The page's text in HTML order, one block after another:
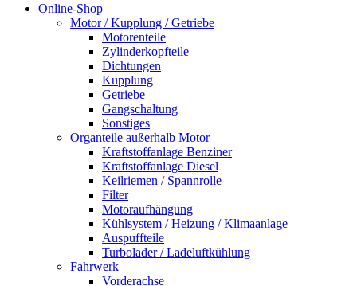
Online-Shop
Motor / Kupplung / Getriebe
Motorenteile
Zylinderkopfteile
Dichtungen
Kupplung
Getriebe
Gangschaltung
Sonstiges
Organteile außerhalb Motor
Kraftstoffanlage Benziner
Kraftstoffanlage Diesel
Keilriemen / Spannrolle
Filter
Motoraufhängung
Kühlsystem / Heizung / Klimaanlage
Auspuffteile
Turbolader / Ladeluftkühlung
Fahrwerk
Vorderachse